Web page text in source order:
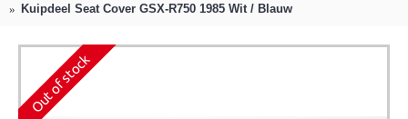
Kuipdeel Seat Cover GSX-R750 1985 Wit / Blauw
Out of stock